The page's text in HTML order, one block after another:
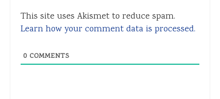
This site uses Akismet to reduce spam.
Learn how your comment data is processed.
0 COMMENTS